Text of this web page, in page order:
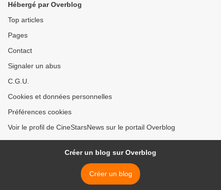
Ringer au Cinéma le 26
Hébergé par Overblog
Top articles
Pages
Contact
Signaler un abus
C.G.U.
Cookies et données personnelles
Préférences cookies
Voir le profil de CineStarsNews sur le portail Overblog
Créer un blog sur Overblog
Créer un blog